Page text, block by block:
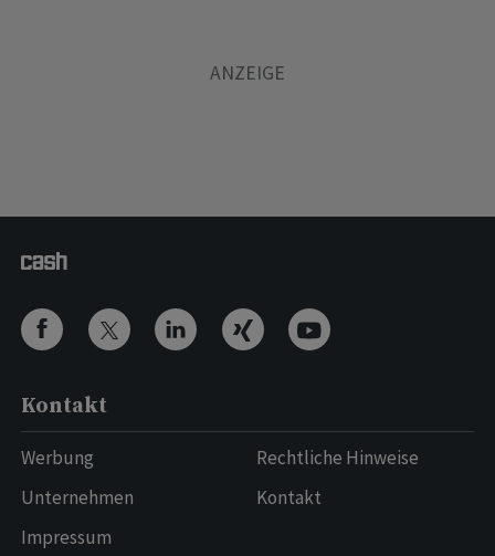
Kontakt
Werbung
Unternehmen
Impressum
Rechtliche Hinweise
Kontakt